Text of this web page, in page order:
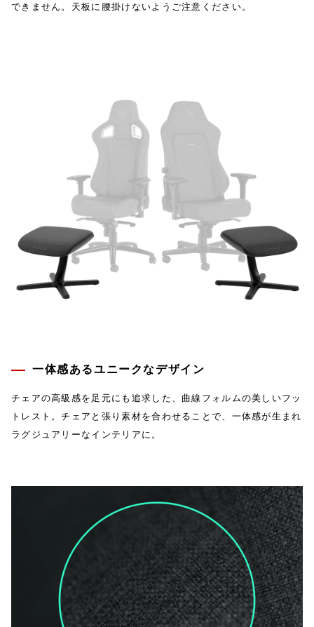
できません。天板に腰掛けないようご注意ください。
一体感あるユニークなデザイン
チェアの高級感を足元にも追求した、曲線フォルムの美しいフッ
トレスト。チェアと張り素材を合わせることで、一体感が生まれ
ラグジュアリーなインテリアに。